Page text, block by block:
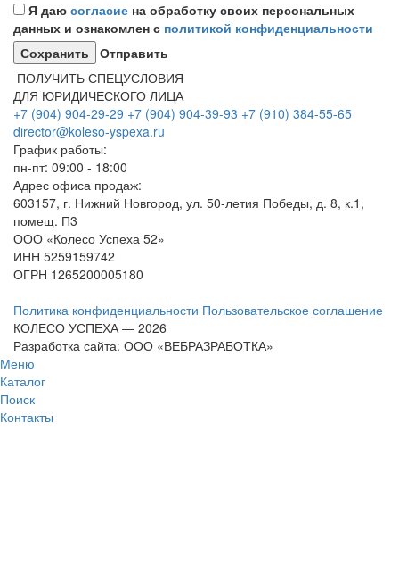
Я даю согласие на обработку своих персональных
данных и ознакомлен с политикой конфиденциальности
Отправить
ПОЛУЧИТЬ СПЕЦУСЛОВИЯ
ДЛЯ ЮРИДИЧЕСКОГО ЛИЦА
+7 (904) 904-29-29 +7 (904) 904-39-93 +7 (910) 384-55-65
director@koleso-yspexa.ru
График работы:
пн-пт: 09:00 - 18:00
Адрес офиса продаж:
603157, г. Нижний Новгород, ул. 50-летия Победы, д. 8, к.1,
помещ. П3
ООО «Колесо Успеха 52»
ИНН 5259159742
ОГРН 1265200005180
Политика конфиденциальности Пользовательское соглашение
КОЛЕСО УСПЕХА ― 2026
Разработка сайта: ООО «ВЕБРАЗРАБОТКА»
Меню
Каталог
Поиск
Контакты